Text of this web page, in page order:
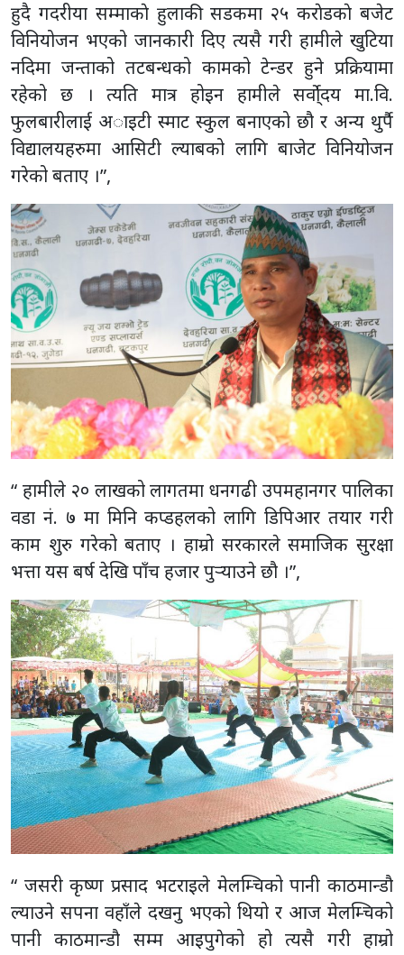
हुदै गदरीया सम्माकाे हुलाकी सडकमा २५ कराेडकाे बजेट
विनियोजन भएको जानकारी दिए त्यसै गरी हामीले खुटिया
नदिमा जन्ताको तटबन्धको कामको टेन्डर हुने प्रक्रियामा
रहेको छ । त्यति मात्र होइन हामीले सर्वा्ेदय मा.वि.
फुलबारीलाई अाइटी स्माट स्कुल बनाएको छौ र अन्य थुर्पै
विद्यालयहरुमा आसिटी ल्याबको लागि बाजेट विनियोजन
गरेको बताए ।”,
“ हामीले २० लाखको लागतमा धनगढी उपमहानगर पालिका
वडा नं. ७ मा मिनि कप्डहलको लागि डिपिआर तयार गरी
काम शुरु गरेको बताए । हाम्रो सरकारले समाजिक सुरक्षा
भत्ता यस बर्ष देखि पाँच हजार पुर्‍याउने छौ ।”,
“ जसरी कृष्ण प्रसाद भटराइले मेलम्चिको पानी काठमान्डौ
ल्याउने सपना वहाँले दखनु भएको थियो र आज मेलम्चिको
पानी काठमान्डौ सम्म आइपुगेको हो त्यसै गरी हाम्रो